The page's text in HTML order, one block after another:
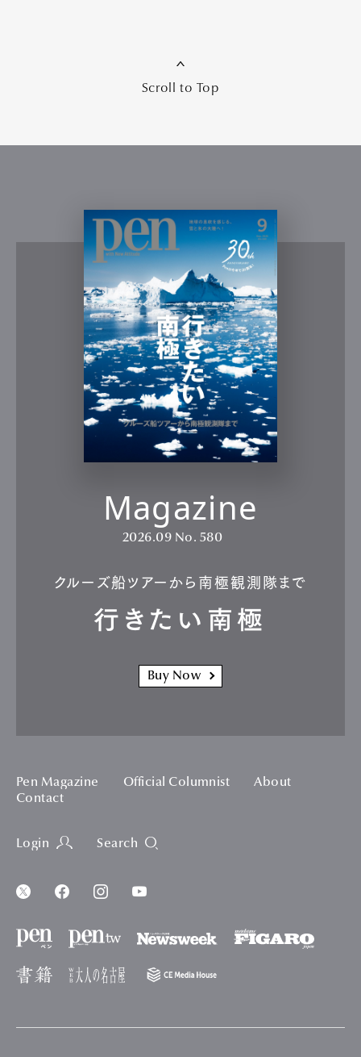
Scroll to Top
Magazine
2026.09 No. 580
クルーズ船ツアーから南極観測隊まで
行きたい南極
Buy Now
Pen Magazine Official Columnist
About
Contact
Login Search